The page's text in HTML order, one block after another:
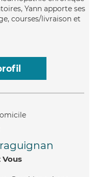
Yann apporte ses
courses/livraison et
Vous